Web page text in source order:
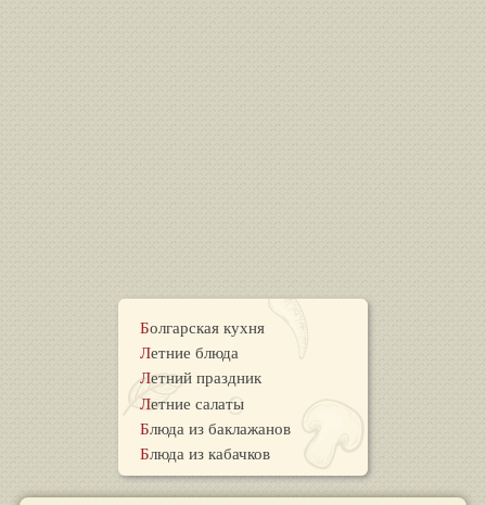
Болгарская кухня
Летние блюда
Летний праздник
Летние салаты
Блюда из баклажанов
Блюда из кабачков